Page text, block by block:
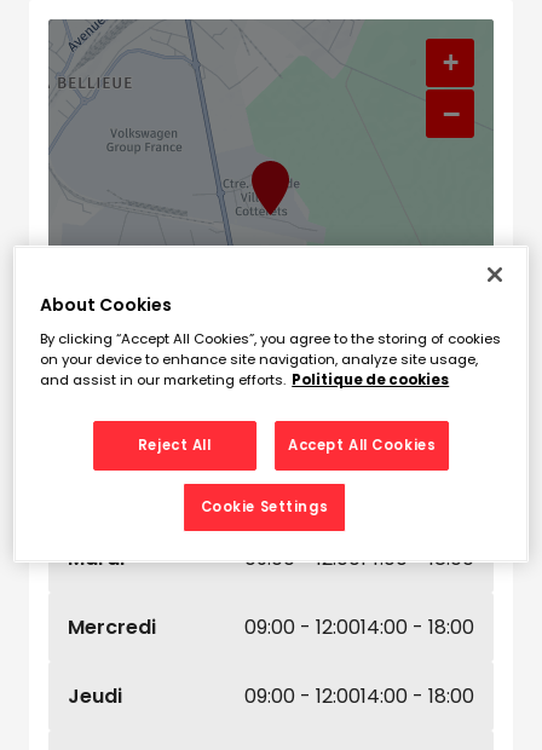
Horaires d'ouverture
09:00 - 12:00
Mardi 09:00 - 12:0014:00 - 18:00
Mercredi 09:00 - 12:0014:00 - 18:00
Jeudi 09:00 - 12:0014:00 - 18:00
+
−
Naviguer Itinéraire
About Cookies
By clicking “Accept All Cookies”, you agree to the storing of cookies
on your device to enhance site navigation, analyze site usage,
and assist in our marketing efforts. Politique de cookies
Reject All Accept All Cookies
Cookie Settings